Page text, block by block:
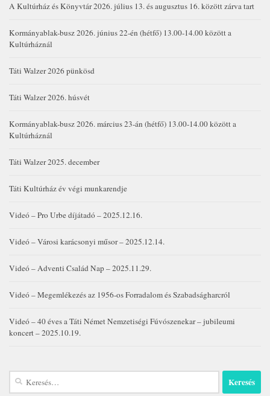
A Kultúrház és Könyvtár 2026. július 13. és augusztus 16. között zárva tart
Kormányablak-busz 2026. június 22-én (hétfő) 13.00-14.00 között a
Kultúrháznál
Táti Walzer 2026 pünkösd
Táti Walzer 2026. húsvét
Kormányablak-busz 2026. március 23-án (hétfő) 13.00-14.00 között a
Kultúrháznál
Táti Walzer 2025. december
Táti Kultúrház év végi munkarendje
Videó – Pro Urbe díjátadó – 2025.12.16.
Videó – Városi karácsonyi műsor – 2025.12.14.
Videó – Adventi Család Nap – 2025.11.29.
Videó – Megemlékezés az 1956-os Forradalom és Szabadságharcról
Videó – 40 éves a Táti Német Nemzetiségi Fúvószenekar – jubileumi
koncert – 2025.10.19.
Keresés: